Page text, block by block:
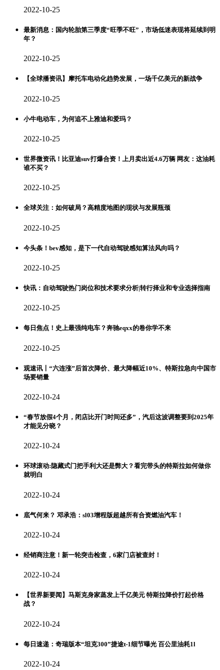
2022-10-25
最新消息：国内轮胎第三季度“旺季不旺”，市场低迷表现将延续到明
年？
2022-10-25
【全球播资讯】摩托车电动化趋势发展，一场千亿美元的新战争
2022-10-25
小牛电动车，为何追不上雅迪和爱玛？
2022-10-25
世界微资讯！比亚迪suv打爆合资！上月卖出近4.6万辆 网友：这油耗
谁不买？
2022-10-25
全球关注：如何破局？高精度地图的现状与发展瓶颈
2022-10-25
今头条！bev感知，是下一代自动驾驶感知算法风向吗？
2022-10-25
快讯：自动驾驶热门岗位和技术要求分析|转行择业和专业选择指南
2022-10-25
每日焦点！史上最强纯电车？奔驰eqxx的卷你学不来
2022-10-25
观速讯丨“六连涨”后首次降价、最大降幅近10%、特斯拉急向中国市
场要销量
2022-10-24
“春节放假4个月，闭店比开门时间还多”，汽后这波调整要到2025年
才能见分晓？
2022-10-24
环球滚动:隐藏式门把手利大还是弊大？看完带头的特斯拉如何做你
就明白
2022-10-24
底气何来？ 邓承浩：sl03增程版超越所有合资燃油汽车！
2022-10-24
经销商注意！新一轮突击检查，6家门店被查封！
2022-10-24
【世界新要闻】马斯克身家蒸发上千亿美元 特斯拉降价打起价格
战？
2022-10-24
每日速递：奇瑞版本“坦克300”捷途t-1细节曝光 百公里油耗1l
2022-10-24